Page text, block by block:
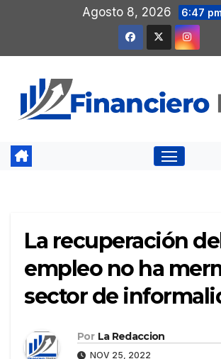
contenido
Agosto 8, 2026 6:47
La recuperación
empleo no ha
sector de
Por La Redaccion
NOV 25, 2022